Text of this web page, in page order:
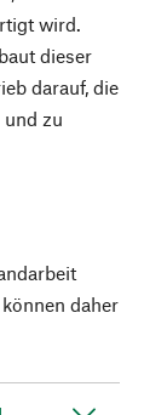
wird.
dieser
darauf, die
zu
daher